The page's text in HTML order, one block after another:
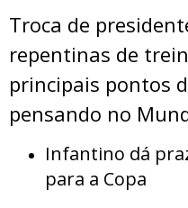
Troca de
repentinas de
principais pontos
pensando no
Infantino dá
para a Copa